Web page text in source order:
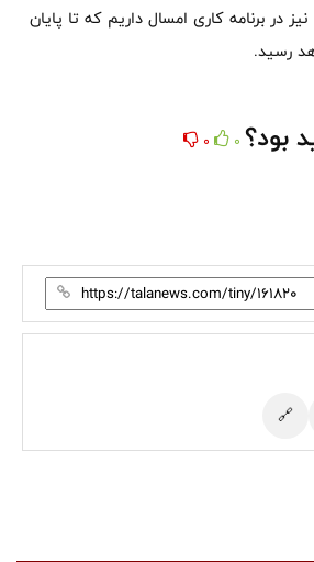
در برنامه کاری امسال داریم که تا پایان
رسید.
بود؟ 0
0
🔗